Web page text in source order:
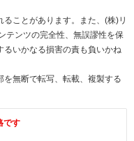
ことがあります。また、(株)リ
テンツの完全性、無誤謬性を保
いかなる損害の責も負いかね
無断で転写、転載、複製する
です